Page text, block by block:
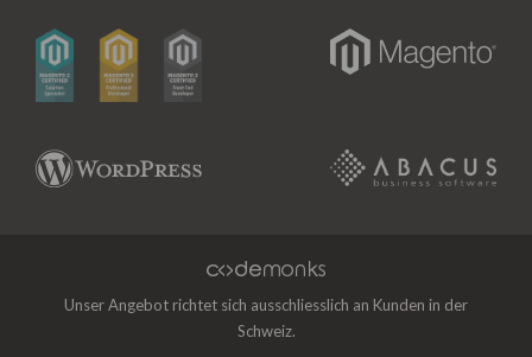
Unser Angebot richtet sich ausschliesslich an Kunden in der
Schweiz.